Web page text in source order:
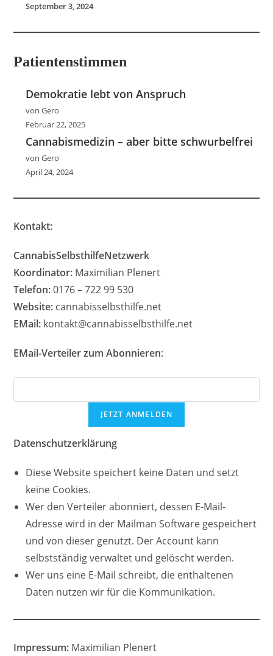
September 3, 2024
Patientenstimmen
Demokratie lebt von Anspruch
von Gero
Februar 22, 2025
Cannabismedizin – aber bitte schwurbelfrei
von Gero
April 24, 2024
Kontakt:
CannabisSelbsthilfeNetzwerk
Koordinator: Maximilian Plenert
Telefon:0176 – 722 99 530
Website: cannabisselbsthilfe.net
EMail: kontakt@cannabisselbsthilfe.net
EMail-Verteiler zum Abonnieren:
Datenschutzerklärung
Diese Website speichert keine Daten und setzt
keine Cookies.
Wer den Verteiler abonniert, dessen E-Mail-
Adresse wird in der Mailman Software gespeichert
und von dieser genutzt. Der Account kann
selbstständig verwaltet und gelöscht werden.
Wer uns eine E-Mail schreibt, die enthaltenen
Daten nutzen wir für die Kommunikation.
Impressum: Maximilian Plenert